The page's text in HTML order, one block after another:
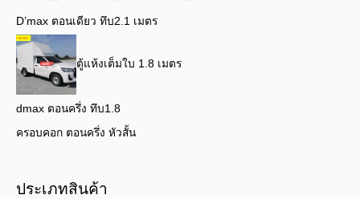
D’max ตอนเดียว ทึบ2.1 เมตร
ตู้แห้งเต็มใบ 1.8 เมตร
dmax ตอนครึ่ง ทึบ1.8
ครอบคอก ตอนครึ่ง หัวสั้น
ประเภทสินค้า